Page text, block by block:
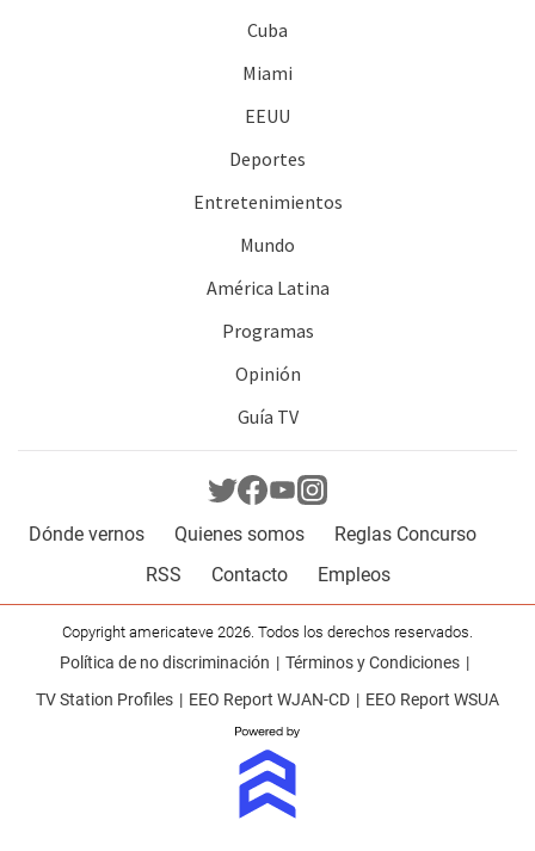
Cuba
Miami
EEUU
Deportes
Entretenimientos
Mundo
América Latina
Programas
Opinión
Guía TV
Dónde vernos Quienes somos
Reglas Concurso
RSS
Contacto Empleos
Copyright americateve 2026. Todos los derechos reservados.
Política de no discriminación
Términos y Condiciones
TV Station Profiles
EEO Report WJAN-CD EEO Report WSUA